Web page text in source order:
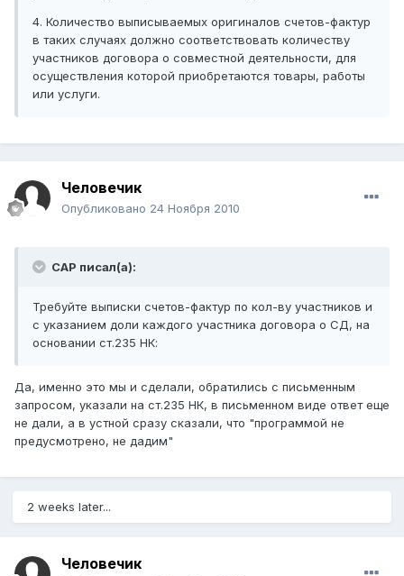
4. Количество выписываемых оригиналов счетов-фактур
в таких случаях должно соответствовать количеству
участников договора о совместной деятельности, для
осуществления которой приобретаются товары, работы
или услуги.
Человечик
Опубликовано 24 Ноября 2010
САР писал(а):
Требуйте выписки счетов-фактур по кол-ву участников и
с указанием доли каждого участника договора о СД, на
основании ст.235 НК:
Да, именно это мы и сделали, обратились с письменным
запросом, указали на ст.235 НК, в письменном виде ответ еще
не дали, а в устной сразу сказали, что "программой не
предусмотрено, не дадим"
2 weeks later...
Человечик